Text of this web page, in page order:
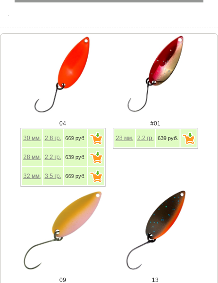
04
30 мм. 2.8 гр. 669 руб.
28 мм. 2.2 гр. 639 руб.
32 мм. 3.5 гр. 669 руб.
#01
28 мм. 2.2 гр. 639 руб.
09 13